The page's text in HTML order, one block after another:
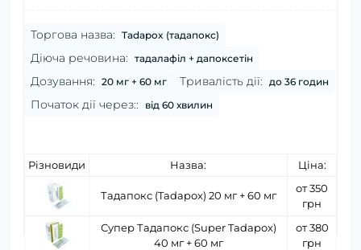
Торгова назва: Tadapox (тадапокс)
Діюча речовина: тадалафіл + дапоксетін
Дозування: 20 мг + 60 мг Тривалість дії: до 36 годин
Початок дії через:: від 60 хвилин
Різновиди Назва: Ціна:
Тадапокс (Tadapox) 20 мг + 60 мг
от 350
грн
Супер Тадапокс (Super Tadapox)
40 мг + 60 мг
от 380
грн